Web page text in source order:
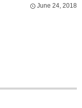
June 24 2018